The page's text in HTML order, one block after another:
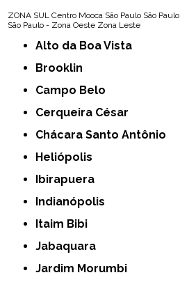
ZONA SUL Centro Mooca São Paulo São Paulo
São Paulo - Zona Oeste Zona Leste
Alto da Boa Vista
Brooklin
Campo Belo
Cerqueira César
Chácara Santo Antônio
Heliópolis
Ibirapuera
Indianópolis
Itaim Bibi
Jabaquara
Jardim Morumbi